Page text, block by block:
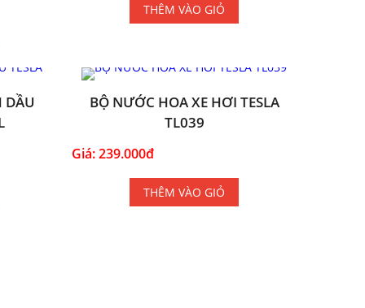
THÊM VÀO GIỎ
DẦU
BỘ NƯỚC HOA XE HƠI TESLA
TL039
Giá: 239.000đ
THÊM VÀO GIỎ